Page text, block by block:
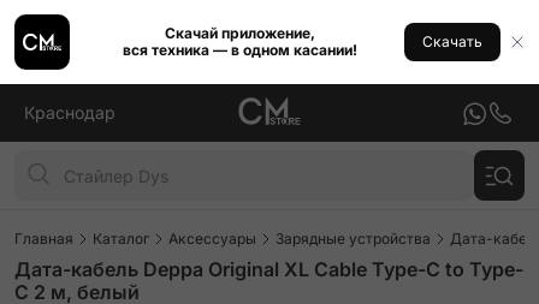
Скачай приложение,
вся техника — в одном касании!
Скачать
Краснодар
Главная Каталог Аксессуары Зарядные устройства Дата-
Дата-кабель Deppa Original XL Cable Type-C to Type-
C 2 м, белый